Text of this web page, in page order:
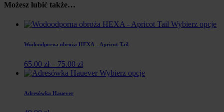
Możesz lubić także…
Wybierz opcje
Wodoodporna obroża HEXA – Apricot Tail
65.00 zł – 75.00 zł
Wybierz opcje
Adresówka Hauever